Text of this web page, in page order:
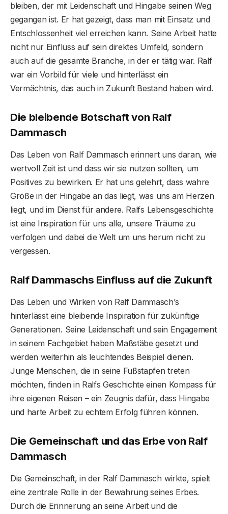
bleiben, der mit Leidenschaft und Hingabe seinen Weg
gegangen ist. Er hat gezeigt, dass man mit Einsatz und
Entschlossenheit viel erreichen kann. Seine Arbeit hatte
nicht nur Einfluss auf sein direktes Umfeld, sondern
auch auf die gesamte Branche, in der er tätig war. Ralf
war ein Vorbild für viele und hinterlässt ein
Vermächtnis, das auch in Zukunft Bestand haben wird.
Die bleibende Botschaft von Ralf
Dammasch
Das Leben von Ralf Dammasch erinnert uns daran, wie
wertvoll Zeit ist und dass wir sie nutzen sollten, um
Positives zu bewirken. Er hat uns gelehrt, dass wahre
Größe in der Hingabe an das liegt, was uns am Herzen
liegt, und im Dienst für andere. Ralfs Lebensgeschichte
ist eine Inspiration für uns alle, unsere Träume zu
verfolgen und dabei die Welt um uns herum nicht zu
vergessen.
Ralf Dammaschs Einfluss auf die Zukunft
Das Leben und Wirken von Ralf Dammasch’s
hinterlässt eine bleibende Inspiration für zukünftige
Generationen. Seine Leidenschaft und sein Engagement
in seinem Fachgebiet haben Maßstäbe gesetzt und
werden weiterhin als leuchtendes Beispiel dienen.
Junge Menschen, die in seine Fußstapfen treten
möchten, finden in Ralfs Geschichte einen Kompass für
ihre eigenen Reisen – ein Zeugnis dafür, dass Hingabe
und harte Arbeit zu echtem Erfolg führen können.
Die Gemeinschaft und das Erbe von Ralf
Dammasch
Die Gemeinschaft, in der Ralf Dammasch wirkte, spielt
eine zentrale Rolle in der Bewahrung seines Erbes.
Durch die Erinnerung an seine Arbeit und die